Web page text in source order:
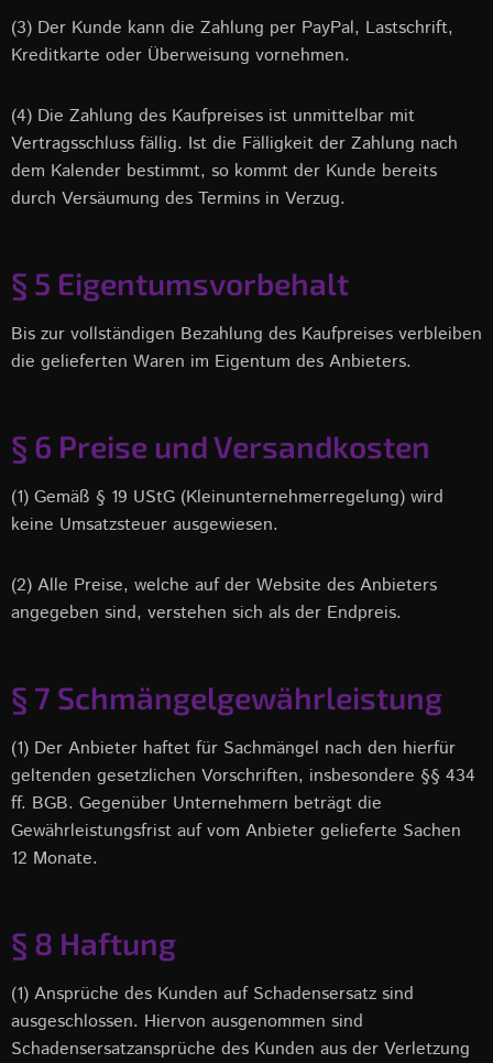
(3) Der Kunde kann die Zahlung per PayPal, Lastschrift,
Kreditkarte oder Überweisung vornehmen.
(4) Die Zahlung des Kaufpreises ist unmittelbar mit
Vertragsschluss fällig. Ist die Fälligkeit der Zahlung nach
dem Kalender bestimmt, so kommt der Kunde bereits
durch Versäumung des Termins in Verzug.
§ 5 Eigentumsvorbehalt
Bis zur vollständigen Bezahlung des Kaufpreises verbleiben
die gelieferten Waren im Eigentum des Anbieters.
§ 6 Preise und Versandkosten
(1) Gemäß § 19 UStG (Kleinunternehmerregelung) wird
keine Umsatzsteuer ausgewiesen.
(2) Alle Preise, welche auf der Website des Anbieters
angegeben sind, verstehen sich als der Endpreis.
§ 7 Schmängelgewährleistung
(1) Der Anbieter haftet für Sachmängel nach den hierfür
geltenden gesetzlichen Vorschriften, insbesondere §§ 434
ff. BGB. Gegenüber Unternehmern beträgt die
Gewährleistungsfrist auf vom Anbieter gelieferte Sachen
12 Monate.
§ 8 Haftung
(1) Ansprüche des Kunden auf Schadensersatz sind
ausgeschlossen. Hiervon ausgenommen sind
Schadensersatzansprüche des Kunden aus der Verletzung